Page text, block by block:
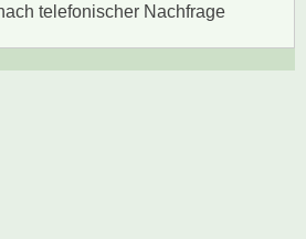
telefonischer Nachfrage